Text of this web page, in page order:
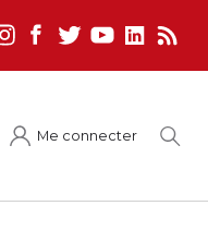
Me connecter